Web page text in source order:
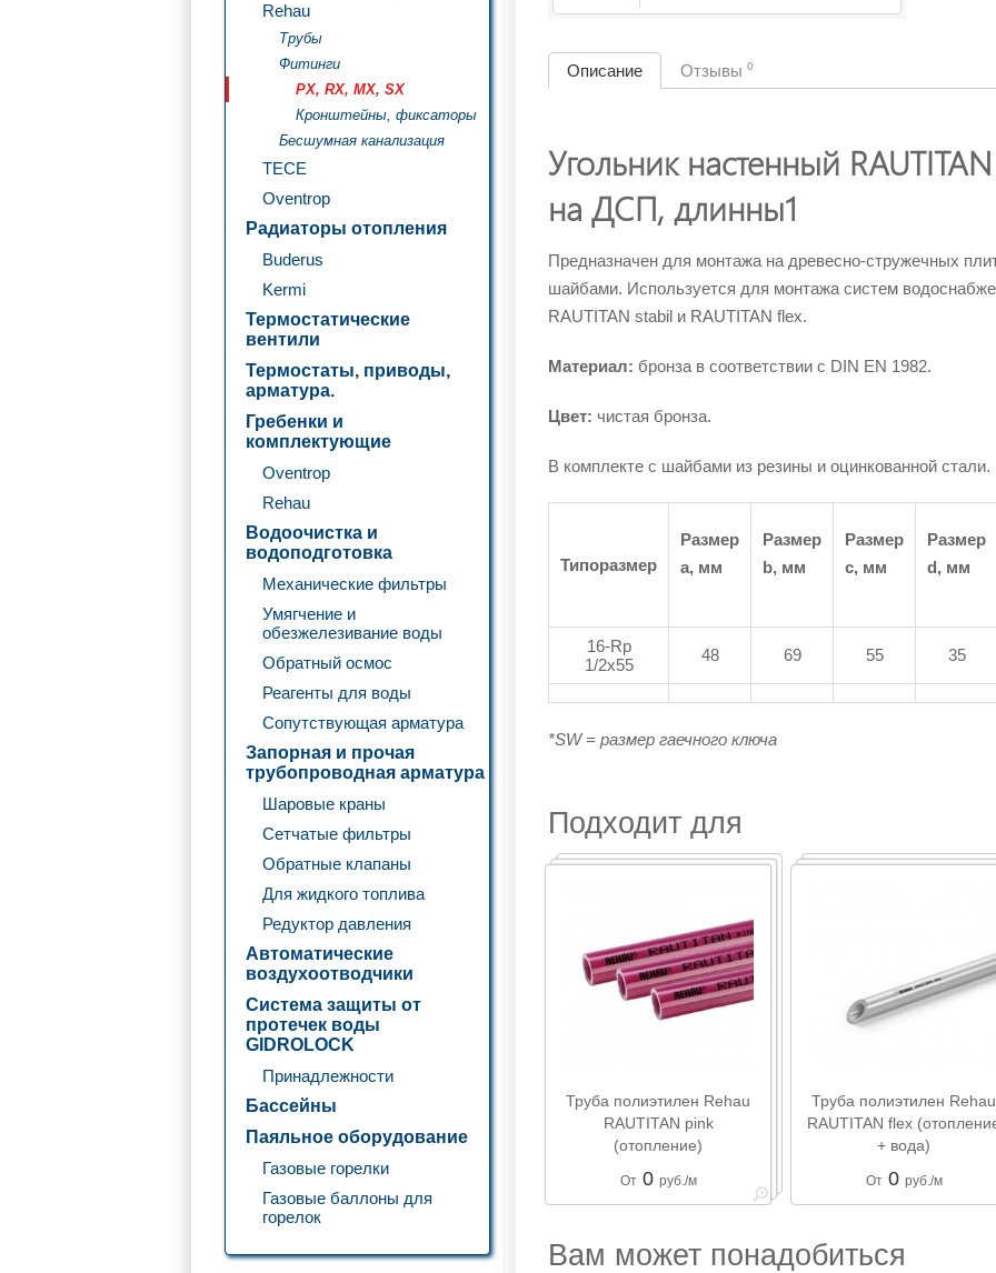
Rehau
Трубы
Фитинги
PX, RX, MX, SX
Кронштейны, фиксаторы
Бесшумная канализация
TECE
Oventrop
Радиаторы отопления
Buderus
Kermi
Термостатические
вентили
Термостаты, приводы,
арматура.
Гребенки и
комплектующие
Oventrop
Rehau
Водоочистка и
водоподготовка
Механические фильтры
Умягчение и
обезжелезивание воды
Обратный осмос
Реагенты для воды
Сопутствующая арматура
Запорная и прочая
трубопроводная арматура
Шаровые краны
Сетчатые фильтры
Обратные клапаны
Для жидкого топлива
Редуктор давления
Автоматические
воздухоотводчики
Система защиты от
протечек воды
GIDROLOCK
Принадлежности
Бассейны
Паяльное оборудование
Газовые горелки
Газовые баллоны для
горелок
Описание Отзывы 0
Угольник настенный
на ДСП, длинны1
Предназначен для монтажа на древесно-стружечных
шайбами. Используется для монтажа систем
RAUTITAN stabil и RAUTITAN flex.
Материал: бронза в соответствии с DIN EN 1982.
Цвет: чистая бронза.
В комплекте с шайбами из резины и оцинкованной стали.
Типоразмер
Размер
a, мм
Размер
b, мм
Размер
с, мм
Размер
d, мм
16-Rp
1/2x55
48 69 55 35
*SW = размер гаечного ключа
Подходит для
Труба полиэтилен Rehau
RAUTITAN pink
(отопление)
От0 руб./м
Труба полиэтилен Rehau
RAUTITAN flex
+ вода)
От0 руб./м
Вам может понадобиться